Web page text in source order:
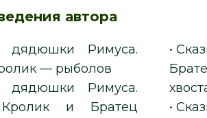
автора
дядюшки Римуса.
— рыболов
дядюшки Римуса.
и Братец
•
•